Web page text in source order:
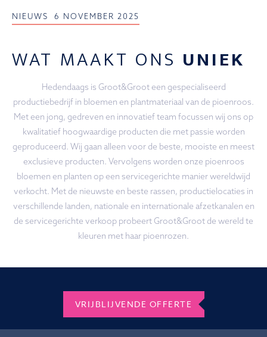
NIEUWS 6 NOVEMBER 2025
WAT MAAKT ONS UNIEK
Hedendaags is Groot&Groot een gespecialiseerd
productiebedrijf in bloemen en plantmateriaal van de pioenroos.
Met een jong, gedreven en innovatief team focussen wij ons op
kwalitatief hoogwaardige producten die met passie worden
geproduceerd. Wij gaan alleen voor de beste, mooiste en meest
exclusieve producten. Vervolgens worden onze pioenroos
bloemen en planten op een servicegerichte manier wereldwijd
verkocht. Met de nieuwste en beste rassen, productielocaties in
verschillende landen, nationale en internationale afzetkanalen en
de servicegerichte verkoop probeert Groot&Groot de wereld te
kleuren met haar pioenrozen.
VRIJBLIJVENDE OFFERTE